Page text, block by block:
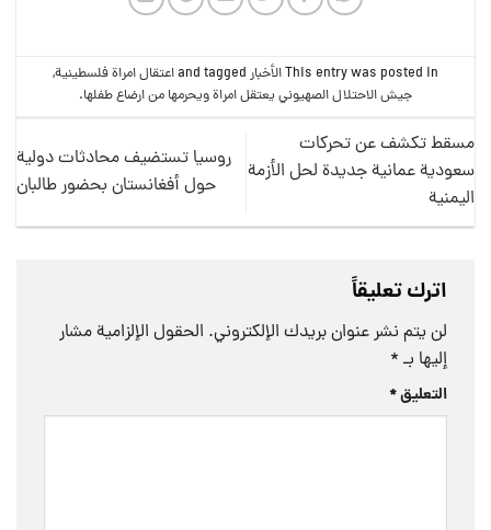
This entry was posted inالأخبار اعتقال امراة فلسطينية,
جيش الاحتلال الصهيوني يعتقل امراة ويحرمها من ارضاع طفلها.
مسقط تكشف عن تحركات
سعودية عمانية جديدة لحل الأزمة
اليمنية
روسيا تستضيف محادثات دولية
حول أفغانستان بحضور طالبان
اترك تعليقاً
لن يتم نشر عنوان بريدك الإلكتروني. الحقول الإلزامية مشار
إليها بـ *
التعليق*